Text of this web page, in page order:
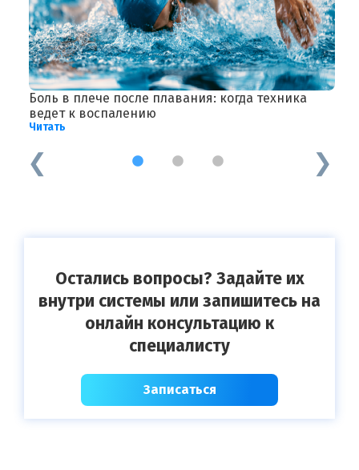
Боль в плече после плавания: когда техника
ведет к воспалению
Читать
1 2 3
Остались вопросы? Задайте их
внутри системы или запишитесь на
онлайн консультацию к
специалисту
Записаться